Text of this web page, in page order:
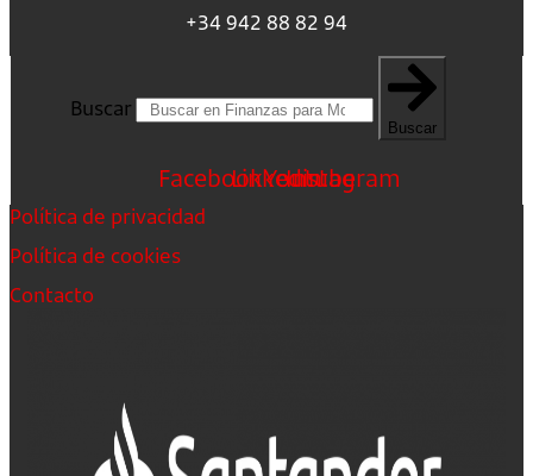
+34 942 88 82 94
Buscar
Buscar
FacebookLinkedin
Youtube
Instagram
Política de privacidad
Política de cookies
Contacto